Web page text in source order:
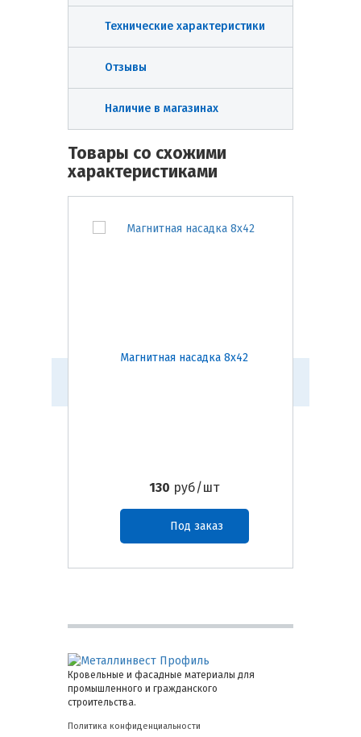
Технические характеристики
Отзывы
Наличие в магазинах
Товары со схожими
характеристиками
Магнитная насадка 8х42
130 руб/шт
Под заказ
Кровельные и фасадные материалы для
промышленного и гражданского
строительства.
Политика конфиденциальности